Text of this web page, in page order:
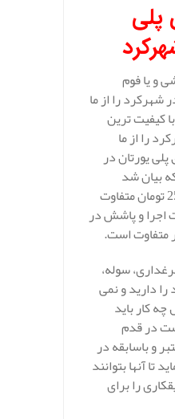
پلی
و یا فوم
شهرکرد را از ما
کیفیت ترین
را از ما
یورتان در
بیان شد
230.000 الی 250.000 تومان متفاوت
اجرا و پاشش در
متفاوت است.
سوله،
دارید و نمی
کار باید
در قدم
و باسابقه در
تا آنها بتوانند
را برای